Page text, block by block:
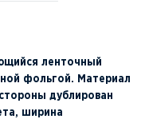
ленточный
фольгой. Материал
дублирован
ширина